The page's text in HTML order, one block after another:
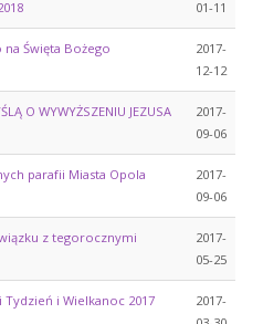
01-11
Święta Bożego
2017-
12-12
O WYWYŻSZENIU JEZUSA
2017-
09-06
parafii Miasta Opola
2017-
09-06
z tegorocznymi
2017-
05-25
i Wielkanoc 2017
2017-